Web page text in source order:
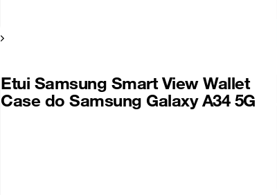
Pokaż następny
Etui Samsung Smart View Wallet
Case do Samsung Galaxy A34 5G